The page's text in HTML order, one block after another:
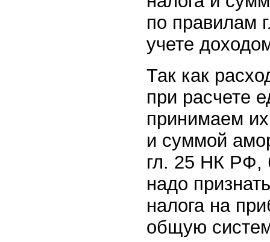
по правилам
учете
Так как
при расчете
принимаем
и суммой
гл. 25 НК РФ,
надо
налога на
общую